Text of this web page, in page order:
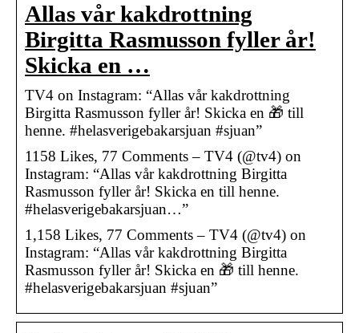
Allas vår kakdrottning
Birgitta Rasmusson fyller år!
Skicka en …
TV4 on Instagram: “Allas vår kakdrottning
Birgitta Rasmusson fyller år! Skicka en 🎁 till
henne. #helasverigebakarsjuan #sjuan”
1158 Likes, 77 Comments – TV4 (@tv4) on
Instagram: “Allas vår kakdrottning Birgitta
Rasmusson fyller år! Skicka en till henne.
#helasverigebakarsjuan…”
1,158 Likes, 77 Comments – TV4 (@tv4) on
Instagram: “Allas vår kakdrottning Birgitta
Rasmusson fyller år! Skicka en 🎁 till henne.
#helasverigebakarsjuan #sjuan”